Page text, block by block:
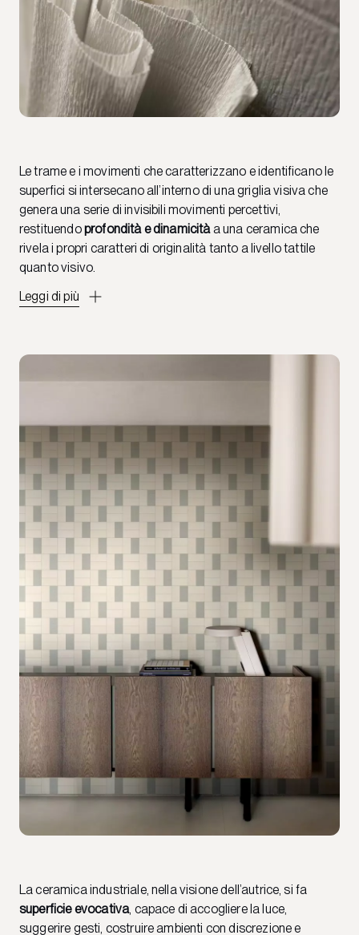
Le trame e i movimenti che caratterizzano e identificano le
superfici si intersecano all’interno di una griglia visiva che
genera una serie di invisibili movimenti percettivi,
restituendoprofondità e dinamicitàa una ceramica che
rivela i propri caratteri di originalità tanto a livello tattile
quanto visivo.
Leggi di più
La ceramica industriale, nella visione dell’autrice, si fa
superficie evocativa, capace di accogliere la luce,
suggerire gesti, costruire ambienti con discrezione e